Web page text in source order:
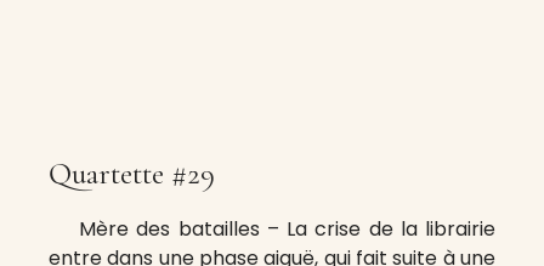
Quartette #29
Mère des batailles – La crise de la librairie
entre dans une phase aiguë, qui fait suite à une